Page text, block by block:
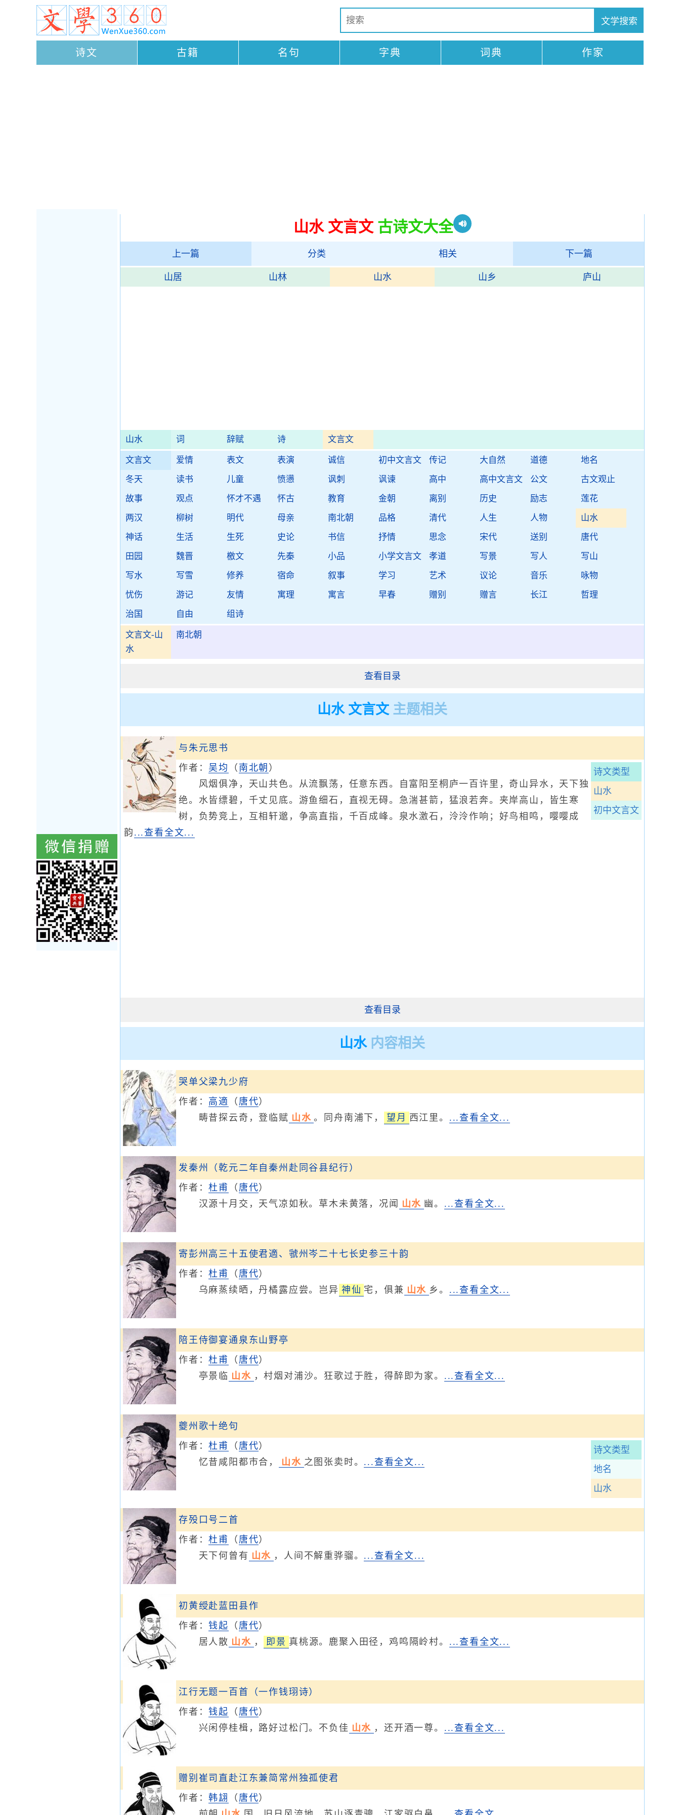
诗文 古籍 名句 字典 词典 作家
山水 文言文 古诗文大全
上一篇 分类 相关 下一篇
山居 山林 山水 山乡 庐山
山水 词 辞赋 诗 文言文
文言文 爱情 表文 表演 诚信 初中文言文 传记 大自然 道德
地名
冬天
读书 儿童 愤懑 讽刺 讽谏 高中 高中文言文 公文
古文观止
故事
观点 怀才不遇 怀古 教育 金朝 离别 历史 励志
莲花
两汉
柳树 明代 母亲 南北朝 品格 清代 人生 人物
山水
神话
生活 生死 史论 书信 抒情 思念 宋代 送别
唐代
田园
魏晋 檄文 先秦 小品 小学文言文 孝道 写景 写人
写山
写水
写雪 修养 宿命 叙事 学习 艺术 议论 音乐
咏物
忧伤
游记 友情 寓理 寓言 早春 赠别 赠言 长江
哲理
治国
自由 组诗
文言文-山
水
南北朝
查看目录
山水 文言文 主题相关
与朱元思书
诗文类型
山水
初中文言文
作者： 吴均 （ 南北朝 ）
风烟俱净，天山共色。从流飘荡，任意东西。自富阳至桐庐一百许里，奇山异水，天下独
绝。水皆缥碧，千丈见底。游鱼细石，直视无碍。急湍甚箭，猛浪若奔。夹岸高山，皆生寒
树，负势竞上，互相轩邈，争高直指，千百成峰。泉水激石，泠泠作响；好鸟相鸣，嘤嘤成
韵 ...查看全文...
查看目录
山水 内容相关
哭单父梁九少府
作者： 高適 （ 唐代）
畴昔探云奇，登临赋 山水 。同舟南浦下， 望月 西江里。 ...查看全文...
发秦州（乾元二年自秦州赴同谷县纪行）
作者：杜甫 （ 唐代）
汉源十月交，天气凉如秋。草木未黄落，况闻
山水 幽。 ...查看全文...
寄彭州高三十五使君適、虢州岑二十七长史参三十韵
作者：杜甫 （ 唐代）
乌麻蒸续晒，丹橘露应尝。岂异 神仙 宅，俱兼 山水 乡。 ...查看全文...
陪王侍御宴通泉东山野亭
作者：杜甫 （ 唐代）
亭景临 山水 ，村烟对浦沙。狂歌过于胜，得醉即为家。 ...查看全文...
夔州歌十绝句
诗文类型
地名
山水
作者：杜甫 （ 唐代）
忆昔咸阳都市合，
山水 之图张卖时。 ...查看全文...
存殁口号二首
作者：杜甫 （ 唐代）
天下何曾有 山水 ，人间不解重骅骝。 ...查看全文...
初黄绶赴蓝田县作
作者：钱起 （ 唐代）
居人散 山水 ， 即景 真桃源。鹿聚入田径，鸡鸣隔岭村。 ...查看全文...
江行无题一百首（一作钱珝诗）
作者：钱起 （ 唐代）
兴闲停桂楫，路好过松门。不负佳 山水 ，还开酒一尊。 ...查看全文...
赠别崔司直赴江东兼简常州独孤使君
作者：韩翃 （ 唐代）